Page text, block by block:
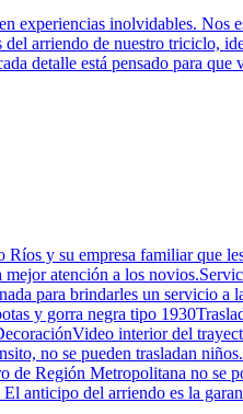
experiencias inolvidables. Nos
arriendo de nuestro triciclo,
detalle está pensado para
y su empresa familiar que
atención a los
para brindarles un servicio
y gorra negra tipo
interior del
no se pueden trasladan
Región Metropolitana no se
del arriendo es la